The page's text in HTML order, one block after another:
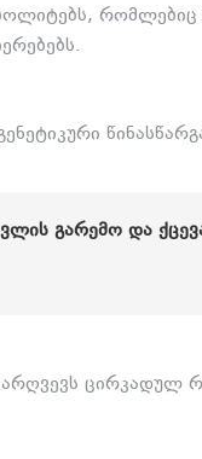
რომლებიც
ᲒᲐᲠᲔᲛᲝ ᲓᲐ
ცირკადულ